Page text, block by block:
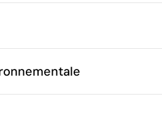
33 g
Plastique recyclé